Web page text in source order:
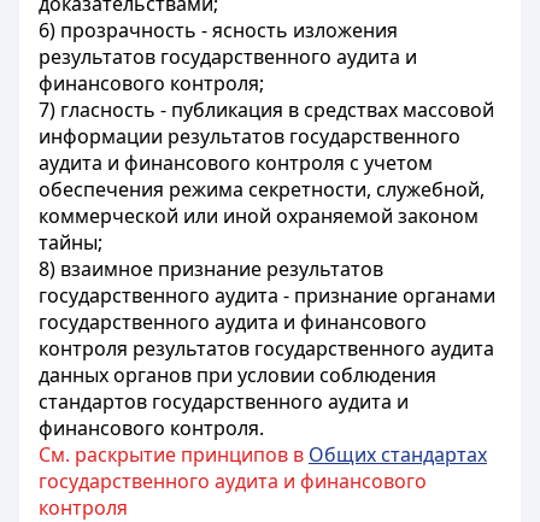
6) прозрачность - ясность изложения
результатов государственного аудита и
финансового контроля;
7) гласность - публикация в средствах массовой
информации результатов государственного
аудита и финансового контроля с учетом
обеспечения режима секретности, служебной,
коммерческой или иной охраняемой законом
тайны;
8) взаимное признание результатов
государственного аудита - признание органами
государственного аудита и финансового
контроля результатов государственного аудита
данных органов при условии соблюдения
стандартов государственного аудита и
финансового контроля.
См. раскрытие принципов в Общих стандартах
государственного аудита и финансового
контроля